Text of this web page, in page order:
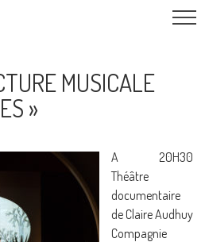
MUSICALE
»
A 20H30
Théâtre
documentaire
de Claire Audhuy
Compagnie